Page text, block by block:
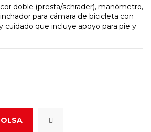
doble (presta/schrader), manómetro,
para cámara de bicicleta con
que incluye apoyo para pie y